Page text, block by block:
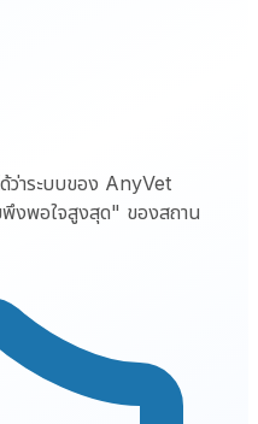
าระบบของ AnyVet
งพอใจสูงสุด" ของสถาน